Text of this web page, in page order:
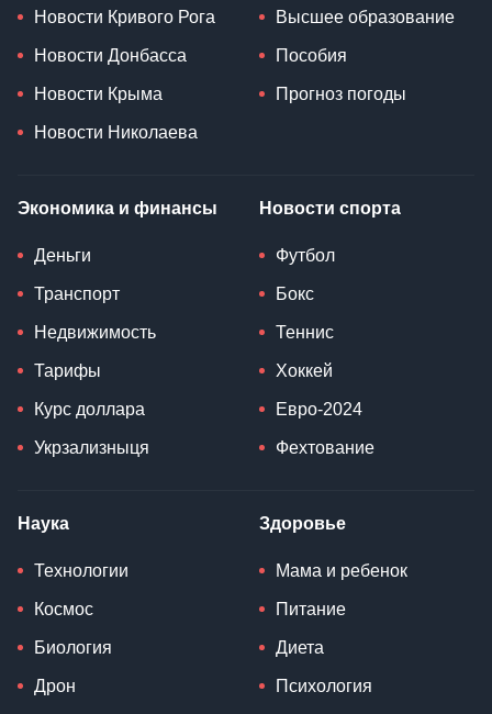
Новости Кривого Рога
Новости Донбасса
Новости Крыма
Новости Николаева
Высшее образование
Пособия
Прогноз погоды
Экономика и финансы
Деньги
Транспорт
Недвижимость
Тарифы
Курс доллара
Укрзализныця
Новости спорта
Футбол
Бокс
Теннис
Хоккей
Евро-2024
Фехтование
Наука
Технологии
Космос
Биология
Дрон
Здоровье
Мама и ребенок
Питание
Диета
Психология